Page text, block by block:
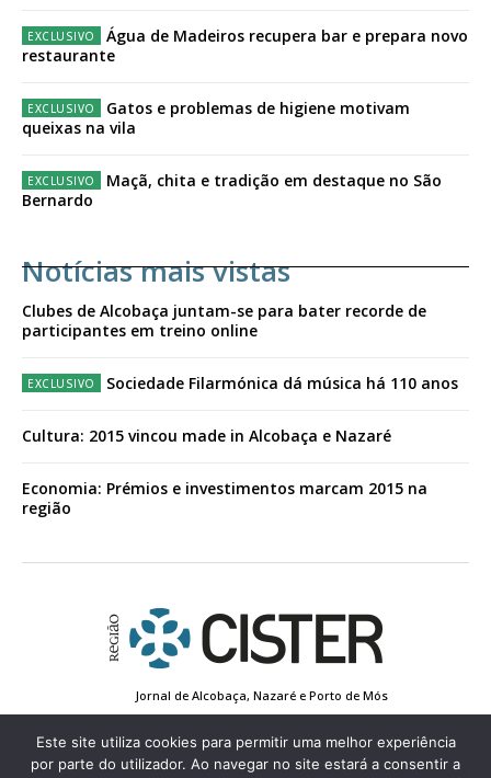
Água de Madeiros recupera bar e prepara novo
restaurante
Gatos e problemas de higiene motivam
queixas na vila
Maçã, chita e tradição em destaque no São
Bernardo
Notícias mais vistas
Clubes de Alcobaça juntam-se para bater recorde de
participantes em treino online
Sociedade Filarmónica dá música há 110 anos
Cultura: 2015 vincou made in Alcobaça e Nazaré
Economia: Prémios e investimentos marcam 2015 na
região
Jornal de Alcobaça, Nazaré e Porto de Mós
Conta de Registo
Edição Impressa
Este site utiliza cookies para permitir uma melhor experiência
por parte do utilizador. Ao navegar no site estará a consentir a